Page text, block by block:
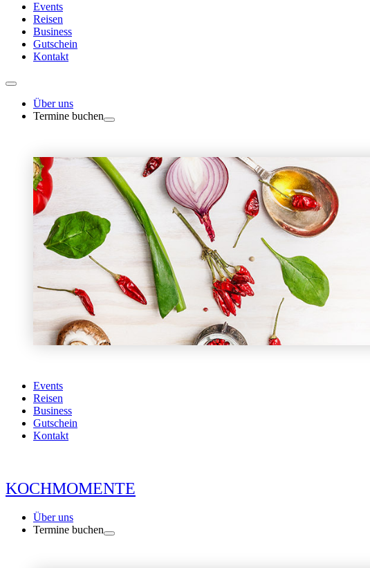
Events
Reisen
Business
Gutschein
Kontakt
Über uns
Termine buchen
Events
Reisen
Business
Gutschein
Kontakt
KOCHMOMENTE
Über uns
Termine buchen